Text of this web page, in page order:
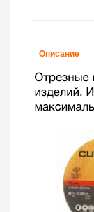
Описание